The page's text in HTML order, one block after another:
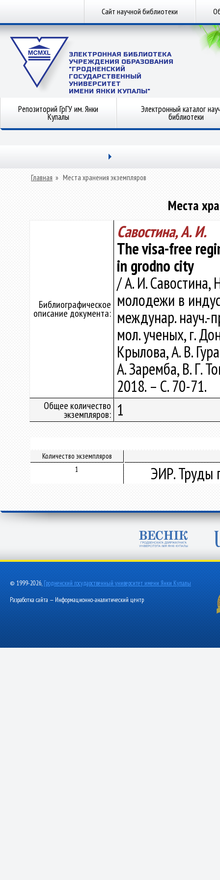
Сайт научной библиотеки
ЭЛЕКТРОННАЯ БИБЛИОТЕКА
УЧРЕЖДЕНИЯ ОБРАЗОВАНИЯ
"ГРОДНЕНСКИЙ
ГОСУДАРСТВЕННЫЙ
УНИВЕРСИТЕТ
ИМЕНИ ЯНКИ КУПАЛЫ"
Репозиторий ГрГУ им. Янки
Купалы
Электронный каталог
библиотеки
Главная » Места хранения экземпляров
Места
Библиографическое
описание документа:
Савостина, А. И.
The visa-free
in grodno city
/ А. И. Савостина,
молодежи в
междунар. науч.-
мол. ученых, г.
Крылова, А. В.
А. Заремба, В. Г.
2018. – С. 70-71.
Общее количество
экземпляров: 1
Количество экземпляров
1
ЭИР. Труды
© 1999-2026, Гродненский государственный университет имени Янки Купалы
Разработка сайта — Информационно-аналитический центр